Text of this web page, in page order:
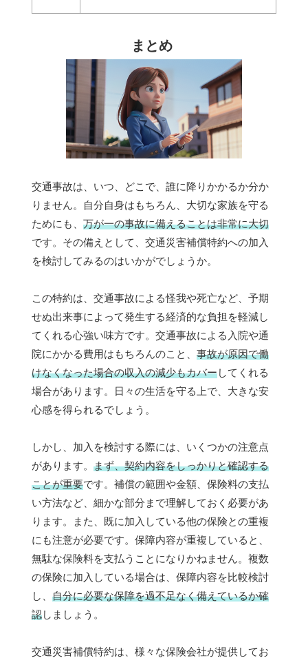
まとめ
交通事故は、いつ、どこで、誰に降りかかるか分か
りません。自分自身はもちろん、大切な家族を守る
ためにも、 万が一の事故に備えることは非常に大切
です。その備えとして、交通災害補償特約への加入
を検討してみるのはいかがでしょうか。
この特約は、交通事故による怪我や死亡など、予期
せぬ出来事によって発生する経済的な負担を軽減し
てくれる心強い味方です。交通事故による入院や通
院にかかる費用はもちろんのこと、 事故が原因で働
けなくなった場合の収入の減少もカバーしてくれる
場合があります。日々の生活を守る上で、大きな安
心感を得られるでしょう。
しかし、加入を検討する際には、いくつかの注意点
があります。 まず、契約内容をしっかりと確認する
ことが重要です。補償の範囲や金額、保険料の支払
い方法など、細かな部分まで理解しておく必要があ
ります。また、既に加入している他の保険との重複
にも注意が必要です。保障内容が重複していると、
無駄な保険料を支払うことになりかねません。複数
の保険に加入している場合は、保障内容を比較検討
し、 自分に必要な保障を過不足なく備えているか確
認しましょう。
交通災害補償特約は、様々な保険会社が提供してお